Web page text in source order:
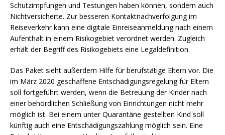
Schutzimpfungen und Testungen haben können, sondern auch
Nichtversicherte. Zur besseren Kontaktnachverfolgung im
Reiseverkehr kann eine digitale Einreiseanmeldung nach einem
Aufenthalt in einem Risikogebiet verordnet werden. Zugleich
erhält der Begriff des Risikogebiets eine Legaldefinition.
Das Paket sieht außerdem Hilfe für berufstätige Eltern vor. Die
im März 2020 geschaffene Entschädigungsregelung für Eltern
soll fortgeführt werden, wenn die Betreuung der Kinder nach
einer behördlichen Schließung von Einrichtungen nicht mehr
möglich ist. Bei einem unter Quarantäne gestellten Kind soll
künftig auch eine Entschädigungszahlung möglich sein. Eine